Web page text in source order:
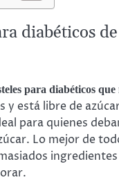
diabéticos
para diabéticos
s y está libre de
para quienes
Lo mejor de